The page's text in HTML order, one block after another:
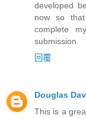
developed
now so
complete
submission.
回覆
Douglas
This is a